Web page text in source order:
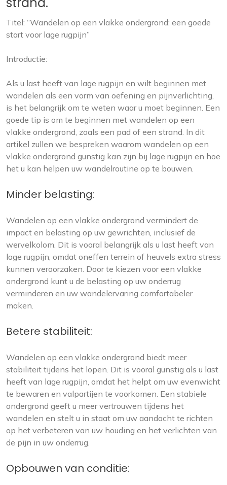
Titel: “Wandelen op een vlakke ondergrond: een goede
start voor lage rugpijn”
Introductie:
Als u last heeft van lage rugpijn en wilt beginnen met
wandelen als een vorm van oefening en pijnverlichting,
is het belangrijk om te weten waar u moet beginnen. Een
goede tip is om te beginnen met wandelen op een
vlakke ondergrond, zoals een pad of een strand. In dit
artikel zullen we bespreken waarom wandelen op een
vlakke ondergrond gunstig kan zijn bij lage rugpijn en hoe
het u kan helpen uw wandelroutine op te bouwen.
Minder belasting:
Wandelen op een vlakke ondergrond vermindert de
impact en belasting op uw gewrichten, inclusief de
wervelkolom. Dit is vooral belangrijk als u last heeft van
lage rugpijn, omdat oneffen terrein of heuvels extra stress
kunnen veroorzaken. Door te kiezen voor een vlakke
ondergrond kunt u de belasting op uw onderrug
verminderen en uw wandelervaring comfortabeler
maken.
Betere stabiliteit:
Wandelen op een vlakke ondergrond biedt meer
stabiliteit tijdens het lopen. Dit is vooral gunstig als u last
heeft van lage rugpijn, omdat het helpt om uw evenwicht
te bewaren en valpartijen te voorkomen. Een stabiele
ondergrond geeft u meer vertrouwen tijdens het
wandelen en stelt u in staat om uw aandacht te richten
op het verbeteren van uw houding en het verlichten van
de pijn in uw onderrug.
Opbouwen van conditie: